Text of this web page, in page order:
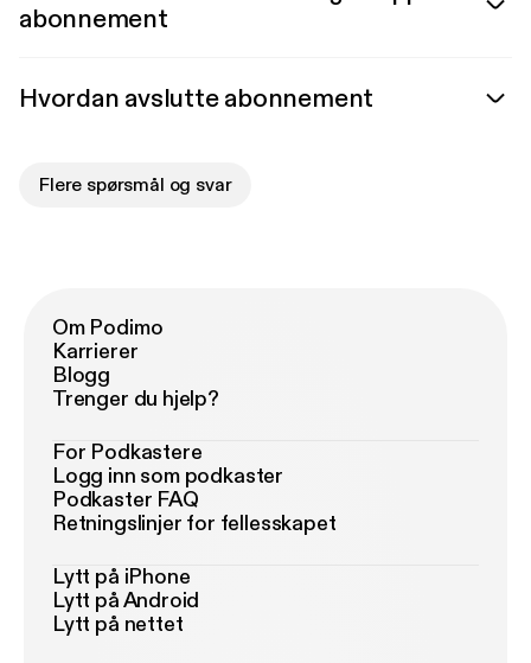
abonnement
Hvordan avslutte abonnement
Flere spørsmål og svar
Om Podimo
Karrierer
Blogg
Trenger du hjelp?
For Podkastere
Logg inn som podkaster
Podkaster FAQ
Retningslinjer for fellesskapet
Lytt på iPhone
Lytt på Android
Lytt på nettet